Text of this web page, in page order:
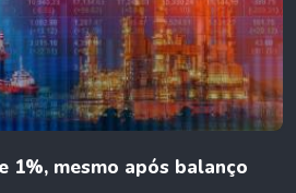
1%, mesmo após balanço